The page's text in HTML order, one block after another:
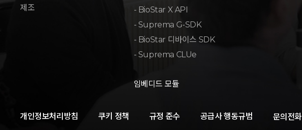
제조
- BioStar X API
- Suprema G-SDK
- BioStar 디바이스 SDK
- Suprema CLUe
임베디드 모듈
개인정보처리방침 쿠키 정책 규정 준수 공급사 행동규범 문의전화